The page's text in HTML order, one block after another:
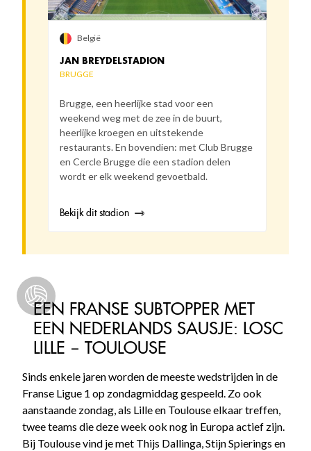
JAN BREYDELSTADION
BRUGGE
Brugge, een heerlijke stad voor een
weekend weg met de zee in de buurt,
heerlijke kroegen en uitstekende
restaurants. En bovendien: met Club Brugge
en Cercle Brugge die een stadion delen
wordt er elk weekend gevoetbald.
België
Bekijk dit stadion
EEN FRANSE SUBTOPPER MET
EEN NEDERLANDS SAUSJE: LOSC
LILLE – TOULOUSE
Sinds enkele jaren worden de meeste wedstrijden in de
Franse Ligue 1 op zondagmiddag gespeeld. Zo ook
aanstaande zondag, als Lille en Toulouse elkaar treffen,
twee teams die deze week ook nog in Europa actief zijn.
Bij Toulouse vind je met Thijs Dallinga, Stijn Spierings en